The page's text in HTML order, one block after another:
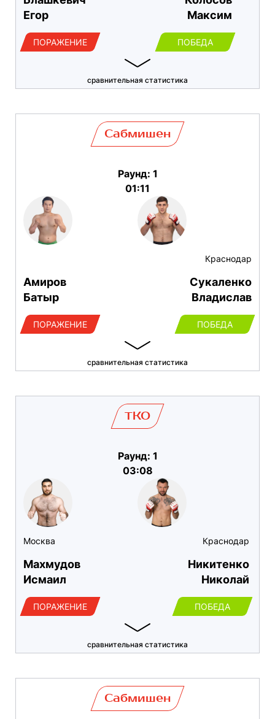
Егор
ПОРАЖЕНИЕ
Максим
ПОБЕДА
сравнительная статистика
Амиров
Батыр
ПОРАЖЕНИЕ
Сабмишен
Раунд: 1
01:11
Краснодар
Сукаленко
Владислав
ПОБЕДА
сравнительная статистика
Москва
Махмудов
Исмаил
ПОРАЖЕНИЕ
TKO
Раунд: 1
03:08
Краснодар
Никитенко
Николай
ПОБЕДА
сравнительная статистика
Сабмишен